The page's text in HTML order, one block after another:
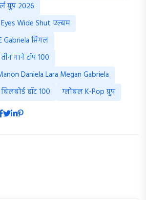
ग्रुप 2026
Wide Shut एल्बम
Gabriela सिंगल
गाने टॉप 100
Daniela Lara Megan Gabriela
हॉट 100
ग्लोबल K-Pop ग्रुप